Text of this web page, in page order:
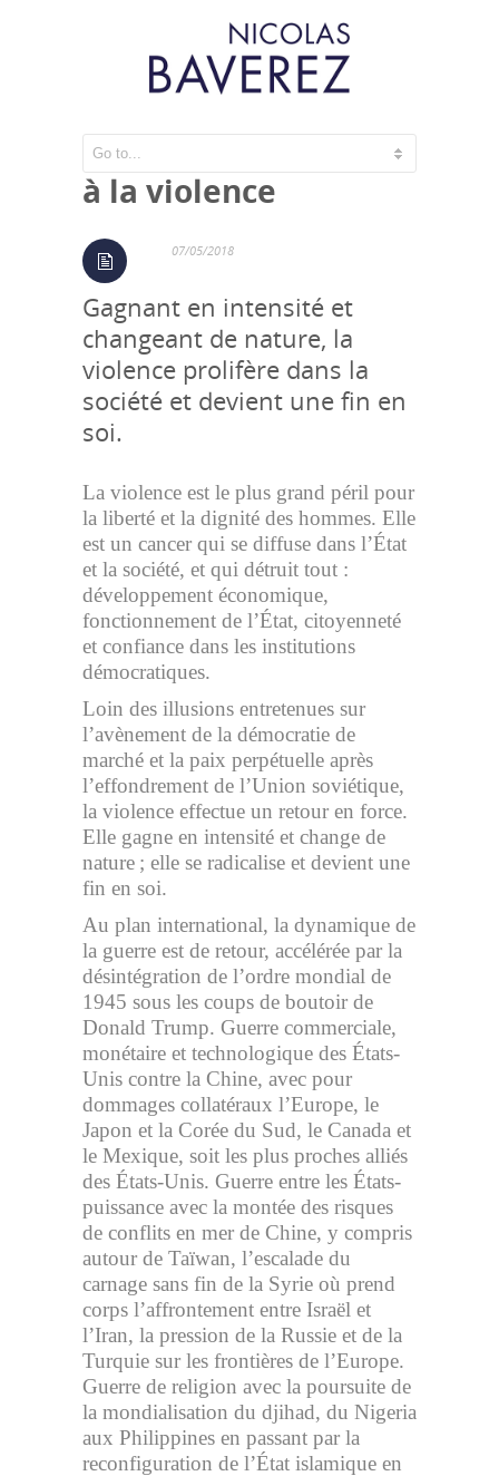
Les démocraties face
à la violence
07/05/2018
Gagnant en intensité et
changeant de nature, la
violence prolifère dans la
société et devient une fin en
soi.
La violence est le plus grand péril pour
la liberté et la dignité des hommes. Elle
est un cancer qui se diffuse dans l’État
et la société, et qui détruit tout :
développement économique,
fonctionnement de l’État, citoyenneté
et confiance dans les institutions
démocratiques.
Loin des illusions entretenues sur
l’avènement de la démocratie de
marché et la paix perpétuelle après
l’effondrement de l’Union soviétique,
la violence effectue un retour en force.
Elle gagne en intensité et change de
nature ; elle se radicalise et devient une
fin en soi.
Au plan international, la dynamique de
la guerre est de retour, accélérée par la
désintégration de l’ordre mondial de
1945 sous les coups de boutoir de
Donald Trump. Guerre commerciale,
monétaire et technologique des États-
Unis contre la Chine, avec pour
dommages collatéraux l’Europe, le
Japon et la Corée du Sud, le Canada et
le Mexique, soit les plus proches alliés
des États-Unis. Guerre entre les États-
puissance avec la montée des risques
de conflits en mer de Chine, y compris
autour de Taïwan, l’escalade du
carnage sans fin de la Syrie où prend
corps l’affrontement entre Israël et
l’Iran, la pression de la Russie et de la
Turquie sur les frontières de l’Europe.
Guerre de religion avec la poursuite de
la mondialisation du djihad, du Nigeria
aux Philippines en passant par la
reconfiguration de l’État islamique en